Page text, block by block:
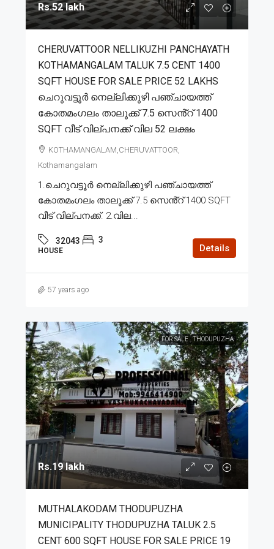
Rs.52 lakh
CHERUVATTOOR NELLIKUZHI PANCHAYATH
KOTHAMANGALAM TALUK 7.5 CENT 1400
SQFT HOUSE FOR SALE PRICE 52 LAKHS
ചെറുവട്ടൂർ നെല്ലിക്കുഴി പഞ്ചായത്ത്
കോതമംഗലം താലൂക്ക് 7.5 സെൻ്റ് 1400
SQFT വീട് വില്പനക്ക് വില 52 ലക്ഷം
KOTHAMANGALAM,CHERUVATTOOR,
Kothamangalam
1.ചെറുവട്ടൂർ നെല്ലിക്കുഴി പഞ്ചായത്ത്
കോതമംഗലം താലൂക്ക് 7.5 സെൻ്റ് 1400 SQFT
വീട് വില്പനക്ക്. 2.വില...
32043 3
HOUSE Details
57 years ago
FOR SALE THODUPUZHA
Rs.19 lakh
MUTHALAKODAM THODUPUZHA
MUNICIPALITY THODUPUZHA TALUK 2.5
CENT 600 SQFT HOUSE FOR SALE PRICE 19